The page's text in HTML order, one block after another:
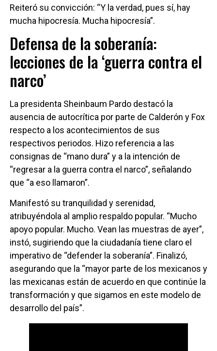
Reiteró su convicción: “Y la verdad, pues sí, hay
mucha hipocresía. Mucha hipocresía”.
Defensa de la soberanía:
lecciones de la ‘guerra contra el
narco’
La presidenta Sheinbaum Pardo destacó la
ausencia de autocrítica por parte de Calderón y Fox
respecto a los acontecimientos de sus
respectivos periodos. Hizo referencia a las
consignas de “mano dura” y a la intención de
“regresar a la guerra contra el narco”, señalando
que “a eso llamaron”.
Manifestó su tranquilidad y serenidad,
atribuyéndola al amplio respaldo popular. “Mucho
apoyo popular. Mucho. Vean las muestras de ayer”,
instó, sugiriendo que la ciudadanía tiene claro el
imperativo de “defender la soberanía”. Finalizó,
asegurando que la “mayor parte de los mexicanos y
las mexicanas están de acuerdo en que continúe la
transformación y que sigamos en este modelo de
desarrollo del país”.